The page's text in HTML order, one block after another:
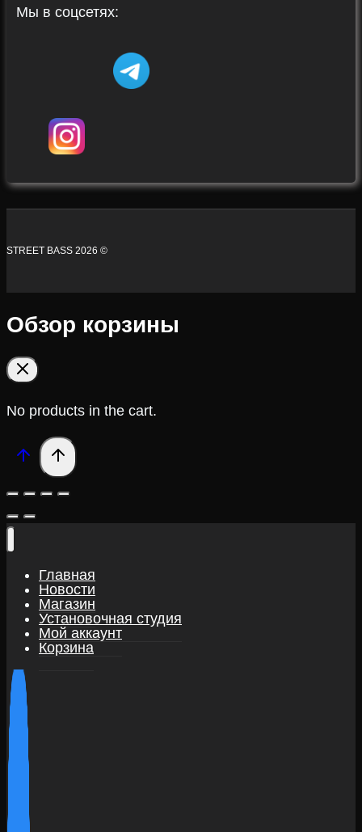
Мы в соцсетях:
STREET BASS 2026 ©
Обзор корзины
No products in the cart.
Главная
Новости
Магазин
Установочная студия
Мой аккаунт
Корзина